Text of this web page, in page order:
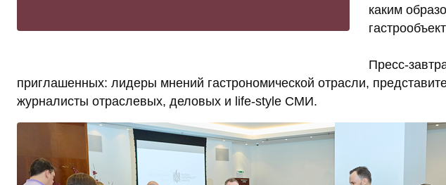
каким
Пресс-
приглашенных: лидеры мнений гастрономической отрасли,
журналисты отраслевых, деловых и life-style СМИ.